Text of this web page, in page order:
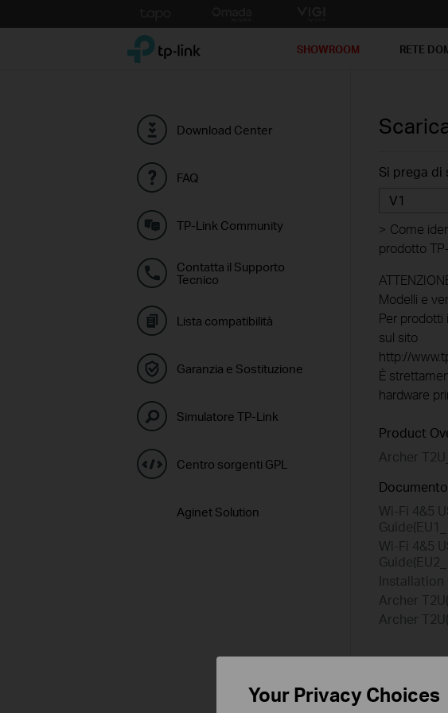
to
TP-Link, Reliably Smart SHOWROOM RETE
Download Center
FAQ
TP-Link Community
Contatta il Supporto
Tecnico
Lista compatibilità
Garanzia e Sostituzione
Simulatore TP-Link
Centro sorgenti GPL
Aginet Solution
Si prega di
V1
> Come
prodotto
Modelli e
Per prodotti
sul sito
http://
È
hardware
Product
Archer
Documento
Wi-Fi 4&5
Wi-Fi 4&5
Archer
Archer
Your Privacy Choices